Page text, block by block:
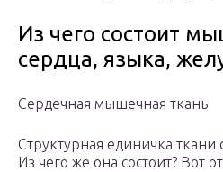
Из чего состоит
сердца, языка,
Сердечная мышечная ткань
Структурная единичка
Из чего же она состоит? Вот